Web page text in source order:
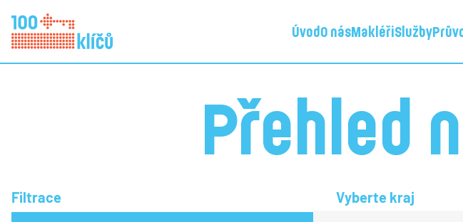
ÚvodO násMakléřiSlužby
Přehled
Filtrace Vyberte kraj